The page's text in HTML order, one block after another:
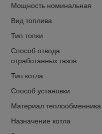
Мощность номинальная
Вид топлива
Тип топки
Способ отвода
отработанных газов
Тип котла
Способ установки
Материал теплообменника
Назначение котла